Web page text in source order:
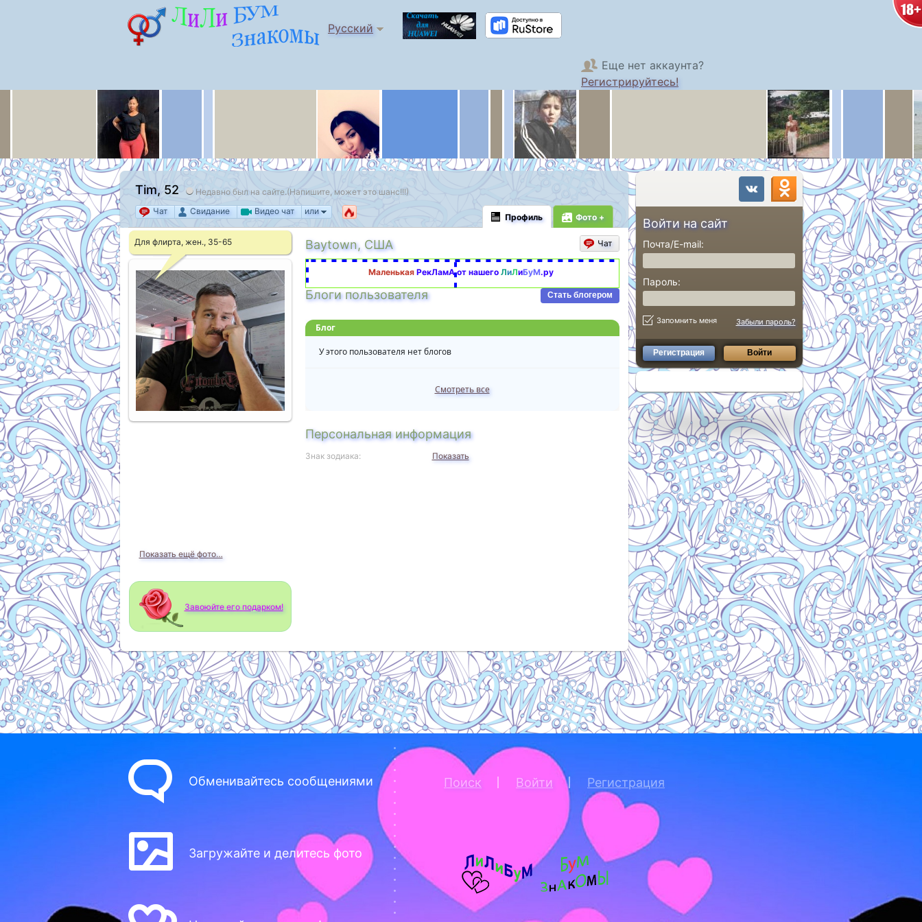
Русский
Еще нет аккаунта?
Регистрируйтесь!
Tim, 52
Недавно был на сайте.(Напишите, может это шанс!!!)
Чат
Свидание Видео чат или
Профиль Фото +
Для флирта, жен., 35-65
Показать ещё фото…
Завоюйте его подарком!
Чат
Baytown, США
Маленькая РекЛамА от нашего ЛиЛиБуМ.ру
Блоги пользователя Стать блогером
Блог
У этого пользователя нет блогов
Смотреть все
Персональная информация
Знак зодиака: Показать
Войти на сайт
Почта/E-mail:
Пароль:
Запомнить меня Забыли пароль?
Обменивайтесь сообщениями
Загружайте и делитесь фото
Поиск Войти Регистрация